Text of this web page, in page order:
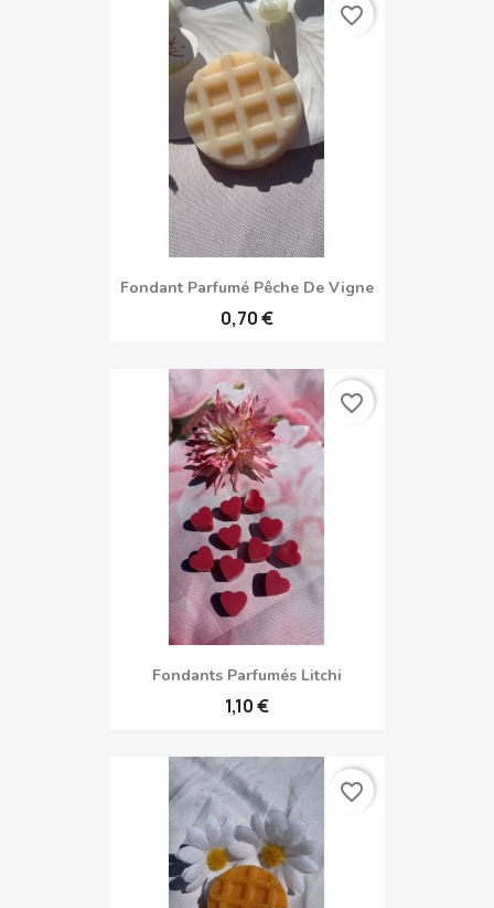
Fondant Parfumé Pêche De Vigne
0,70 €
favorite_border
Fondants Parfumés Litchi
1,10 €
favorite_border
favorite_border